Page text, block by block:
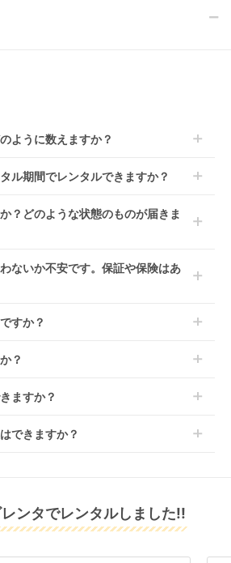
ように数えますか？
ります。
（佐川急便）に商品の引渡しとなり
ル期間でレンタルできますか？
です。
合、3ヶ月レンタル＋1ヶ月延長とし
ご返却ください。
？どのような状態のものが届きま
。
ーから仕入れた状態のものをお送り
場合がございます。
ざいます。その際、メーカーの都合に
れによりご注文をキャンセルさせてい
ルとなった場合には、代金は全額ご
ます。そのため、小さなキズや使用
、故障や大きなキズ、シミなどのリ
ないか不安です。保証や保険はあ
さい。
をご確認ください。
すか？
ージから住所を入力すると送料が確
？
ご対応できかねますのであらかじめ
ますか？
品のご注文時にご希望のお日にちに
できますか？
間の変更も商品発送前であれば変更
ンタでレンタルしました!!